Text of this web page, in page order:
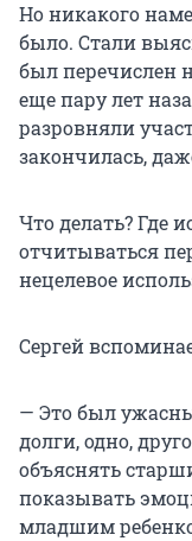
Но никакого
было. Стали
был перечислен
еще пару лет
разровняли
закончилась,
Что делать? Где
отчитываться
нецелевое
Сергей
— Это был
долги, одно,
объяснять
показывать
младшим